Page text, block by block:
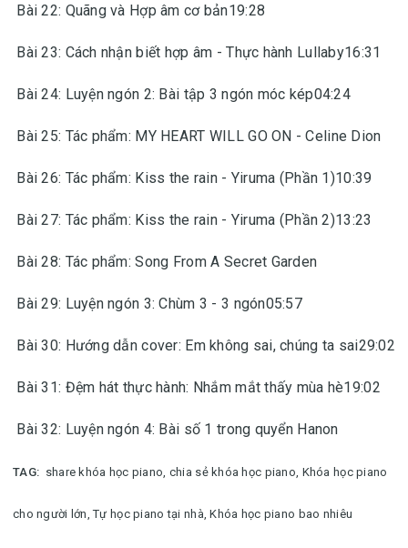
Bài 22: Quãng và Hợp âm cơ bản19:28
Bài 23: Cách nhận biết hợp âm - Thực hành Lullaby16:31
Bài 24: Luyện ngón 2: Bài tập 3 ngón móc kép04:24
Bài 25: Tác phẩm: MY HEART WILL GO ON - Celine Dion
Bài 26: Tác phẩm: Kiss the rain - Yiruma (Phần 1)10:39
Bài 27: Tác phẩm: Kiss the rain - Yiruma (Phần 2)13:23
Bài 28: Tác phẩm: Song From A Secret Garden
Bài 29: Luyện ngón 3: Chùm 3 - 3 ngón05:57
Bài 30: Hướng dẫn cover: Em không sai, chúng ta sai29:02
Bài 31: Đệm hát thực hành: Nhắm mắt thấy mùa hè19:02
Bài 32: Luyện ngón 4: Bài số 1 trong quyển Hanon
TAG: share khóa học piano, chia sẻ khóa học piano, Khóa học piano
cho người lớn,Tự học piano tại nhà,Khóa học piano bao nhiêu